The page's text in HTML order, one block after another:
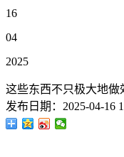
16
04
2025
这些东西不只极大地做
发布日期： 2025-04-16